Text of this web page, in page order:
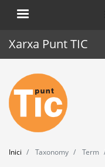
Xarxa Punt TIC
Inici
Punt TIC
Actualitat
Agenda
Inici Taxonomy Term